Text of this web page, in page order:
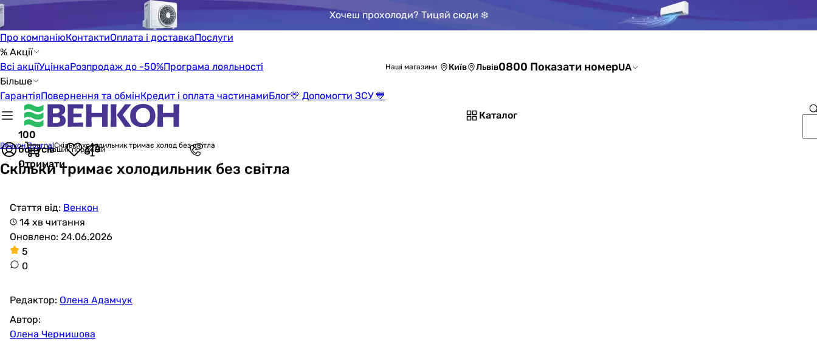
Хочеш прохолоди? Тицяй сюди ❄️
Про компаніюКонтактиОплата і доставкаПослуги
% Акції
Всі акціїУцінкаРозпродаж до -50%Програма лояльності
Більше
ГарантіяПовернення та обмінКредит і оплата частинамиБлог💛 Допомогти ЗСУ 💙
Наші магазини Київ Львів0800 Показати номерUA
Каталог
100
бонусів
Отримати
Кошик порожній
Венкон JournalСкільки холодильник тримає холод без світла
Скільки тримає холодильник без світла
Стаття від: Венкон
14 хв читання
Оновлено: 24.06.2026
5
0
Редактор: Олена Адамчук
Автор:
Олена Чернишова